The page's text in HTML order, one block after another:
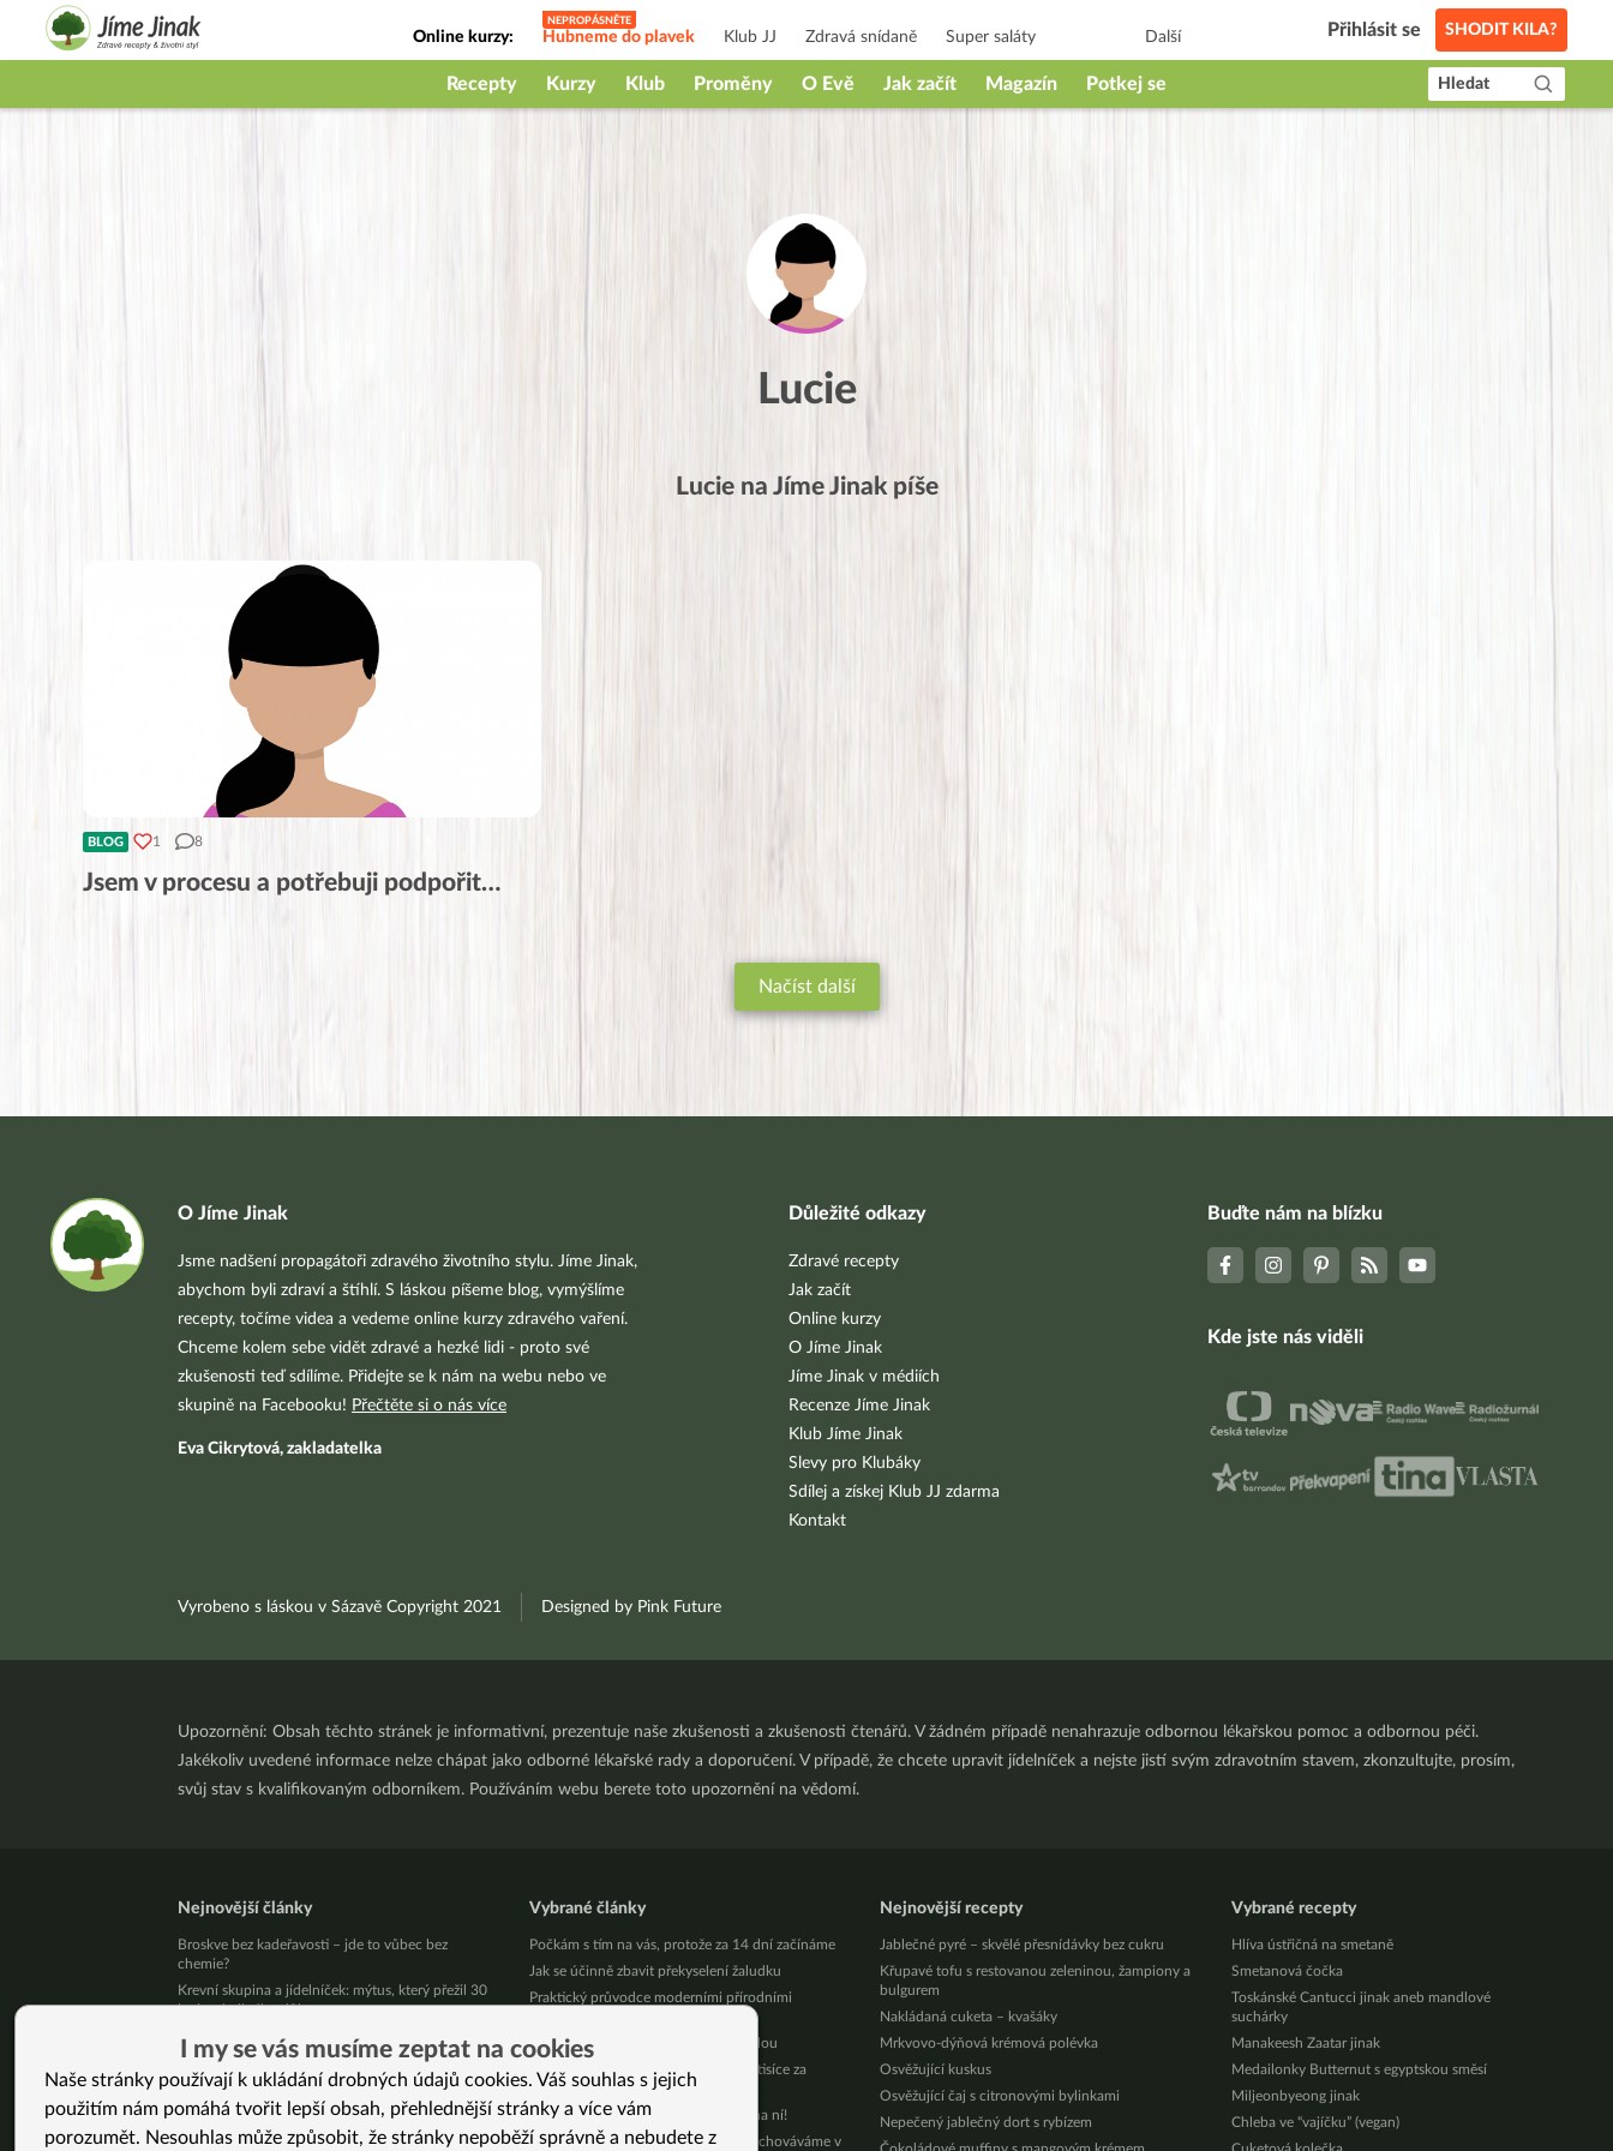
Online kurzy: Hubneme do plavek Klub JJ Zdravá snídaně Super saláty
Jak na babičky
Další Přihlásit se SHODIT KILA?
Recepty Kurzy Klub Proměny O Evě Jak začít Magazín Potkej se Hledat
Lucie
Luciena Jíme Jinak píše
BLOG 1 8
Jsem v procesu a potřebuji podpořit…
Načíst další
O Jíme Jinak
Jsme nadšení propagátoři zdravého životního stylu. Jíme Jinak,
abychom byli zdraví a štíhlí. S láskou píšeme blog, vymýšlíme
recepty, točíme videa a vedeme online kurzy zdravého vaření.
Chceme kolem sebe vidět zdravé a hezké lidi - proto své
zkušenosti teď sdílíme. Přidejte se k nám na webu nebo ve
skupině na Facebooku! Přečtěte si o nás více
Eva Cikrytová, zakladatelka
Důležité odkazy
Zdravé recepty
Jak začít
Online kurzy
O Jíme Jinak
Jíme Jinak v médiích
Recenze Jíme Jinak
Klub Jíme Jinak
Slevy pro Klubáky
Sdílej a získej Klub JJ zdarma
Kontakt
Buďte nám na blízku
Kde jste nás viděli
Vyrobeno s láskou v Sázavě Copyright 2021 Designed by Pink Future
Upozornění: Obsah těchto stránek je informativní, prezentuje naše zkušenosti a zkušenosti čtenářů. V žádném případě nenahrazuje odbornou lékařskou pomoc a odbornou péči.
Jakékoliv uvedené informace nelze chápat jako odborné lékařské rady a doporučení. V případě, že chcete upravit jídelníček a nejste jistí svým zdravotním stavem, zkonzultujte, prosím,
svůj stav s kvalifikovaným odborníkem. Používáním webu berete toto upozornění na vědomí.
Nejnovější články
Broskve bez kadeřavosti – jde to vůbec bez
chemie?
Krevní skupina a jídelníček: mýtus, který přežil 30
let bez jediného důkazu
Léky mi snížili na minimum a štítná žláza se
zlepšila (Martina, 41 let)
Živý kurz vaření v Brně 25. 8. 2026
Přestaňte bojovat samy se sebou
10 tipů, jak zpracovat letní jablíčka
Vybrané články
Počkám s tím na vás, protože za 14 dní začínáme
Jak se účinně zbavit překyselení žaludku
Praktický průvodce moderními přírodními
Lichořeřišnice – kráska s léčebnou silou
Lyžovačka v Jeseníkách – ušetřete 3 tisíce za
rodinu!
Divoká zelenina už nám roste, hurá na ní!
Ženské pubické ochlupení aneb co schováváme v
Nejnovější recepty
Jablečné pyré – skvělé přesnídávky bez cukru
Křupavé tofu s restovanou zeleninou, žampiony a
bulgurem
Nakládaná cuketa – kvašáky
Mrkvovo-dýňová krémová polévka
Osvěžující kuskus
Osvěžující čaj s citronovými bylinkami
Nepečený jablečný dort s rybízem
Vybrané recepty
Hlíva ústřičná na smetaně
Smetanová čočka
Toskánské Cantucci jinak aneb mandlové
suchárky
Manakeesh Zaatar jinak
Medailonky Butternut s egyptskou směsí
Miljeonbyeong jinak
Chleba ve “vajíčku” (vegan)
I my se vás musíme zeptat na cookies
Naše stránky používají k ukládání drobných údajů cookies. Váš souhlas s jejich
použitím nám pomáhá tvořit lepší obsah, přehlednější stránky a více vám
porozumět. Nesouhlas může způsobit, že stránky nepoběží správně a nebudete z